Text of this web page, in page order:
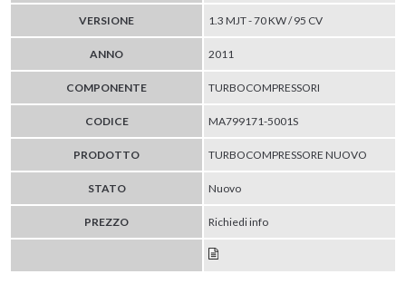
VERSIONE 1.3 MJT - 70 KW / 95 CV
ANNO 2011
COMPONENTE TURBOCOMPRESSORI
CODICE MA799171-5001S
PRODOTTO TURBOCOMPRESSORE NUOVO
STATO Nuovo
PREZZO Richiedi info